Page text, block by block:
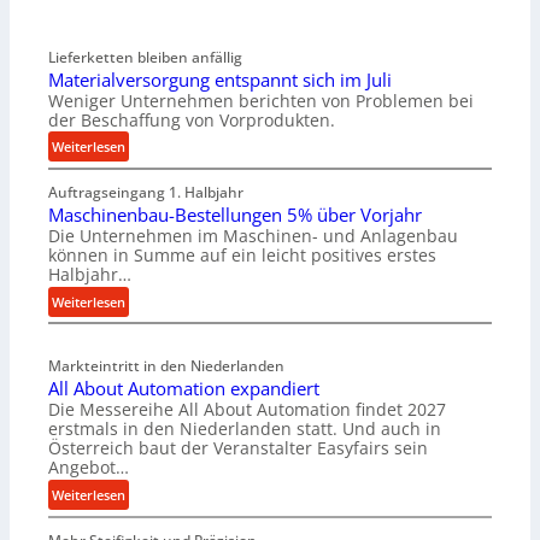
Lieferketten bleiben anfällig
Materialversorgung entspannt sich im Juli
Weniger Unternehmen berichten von Problemen bei
der Beschaffung von Vorprodukten.
Weiterlesen:
M
a
t
e
r
i
a
l
e
r
s
o
u
n
Auftragseingang 1. Halbjahr
Maschinenbau-Bestellungen 5% über Vorjahr
Die Unternehmen im Maschinen- und Anlagenbau
können in Summe auf ein leicht positives erstes
Halbjahr…
Weiterlesen:
M
s
c
h
i
n
e
n
Markteintritt in den Niederlanden
All About Automation expandiert
Die Messereihe All About Automation findet 2027
erstmals in den Niederlanden statt. Und auch in
Österreich baut der Veranstalter Easyfairs sein
Angebot…
Weiterlesen:
A